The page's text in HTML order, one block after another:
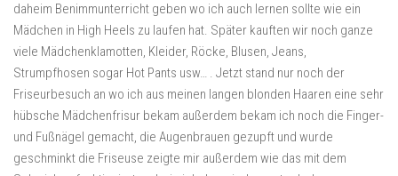
daheim Benimmunterricht geben wo ich auch lernen sollte wie ein
Mädchen in High Heels zu laufen hat. Später kauften wir noch ganze
viele Mädchenklamotten, Kleider, Röcke, Blusen, Jeans,
Strumpfhosen sogar Hot Pants usw… . Jetzt stand nur noch der
Friseurbesuch an wo ich aus meinen langen blonden Haaren eine sehr
hübsche Mädchenfrisur bekam außerdem bekam ich noch die Finger-
und Fußnägel gemacht, die Augenbrauen gezupft und wurde
geschminkt die Friseuse zeigte mir außerdem wie das mit dem